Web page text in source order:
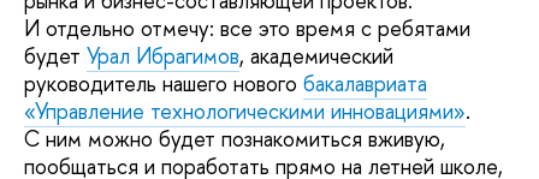
И отдельно отмечу: все это время с ребятами
будет Урал Ибрагимов, академический
руководитель нашего нового бакалавриата
«Управление технологическими инновациями».
С ним можно будет познакомиться вживую,
пообщаться и поработать прямо на летней школе,